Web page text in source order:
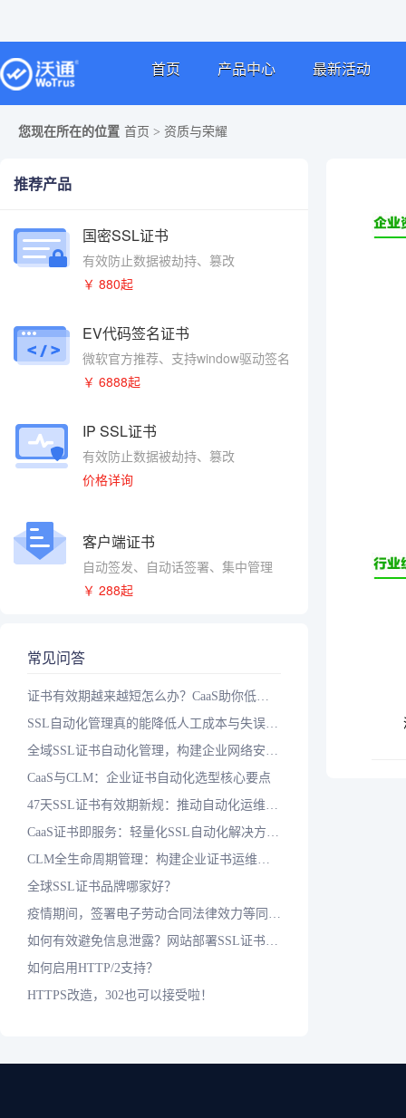
首页 产品中心 最新活动
您现在所在的位置 首页 > 资质与荣耀
推荐产品
国密SSL证书
有效防止数据被劫持、篡改
￥ 880起
EV代码签名证书
微软官方推荐、支持window驱动签名
￥ 6888起
IP SSL证书
有效防止数据被劫持、篡改
价格详询
客户端证书
自动签发、自动话签署、集中管理
￥ 288起
常见问答
证书有效期越来越短怎么办？CaaS助你低成本实现自动化
SSL自动化管理真的能降低人工成本与失误率吗？落地三步走
全域SSL证书自动化管理，构建企业网络安全智能防护体系
CaaS与CLM：企业证书自动化选型核心要点
47天SSL证书有效期新规：推动自动化运维升级的关键一步
CaaS证书即服务：轻量化SSL自动化解决方案，应对短周期证书时代
CLM全生命周期管理：构建企业证书运维标准化防护体系
全球SSL证书品牌哪家好？
疫情期间，签署电子劳动合同法律效力等同于纸质合同吗？
如何有效避免信息泄露？网站部署SSL证书是基本保障
如何启用HTTP/2支持？
HTTPS改造，302也可以接受啦！